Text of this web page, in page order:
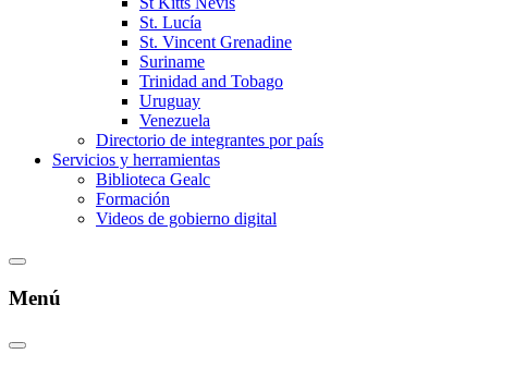
St. Lucía
St. Vincent Grenadine
Suriname
Trinidad and Tobago
Uruguay
Venezuela
Directorio de integrantes por país
Servicios y herramientas
Biblioteca Gealc
Formación
Videos de gobierno digital
Menú